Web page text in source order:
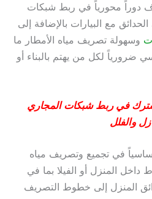
دوراً محورياً في ربط شبكات
مع البيارات بالإضافة إلى
وسهولة تصريف مياه الأمطار ما
ضرورياً لكل من يهتم بالبناء أو
في ربط شبكات المجاري
والفلل
في تجميع وتصريف مياه
المنزل أو الفيلا بما في
المنزل إلى خطوط التصريف